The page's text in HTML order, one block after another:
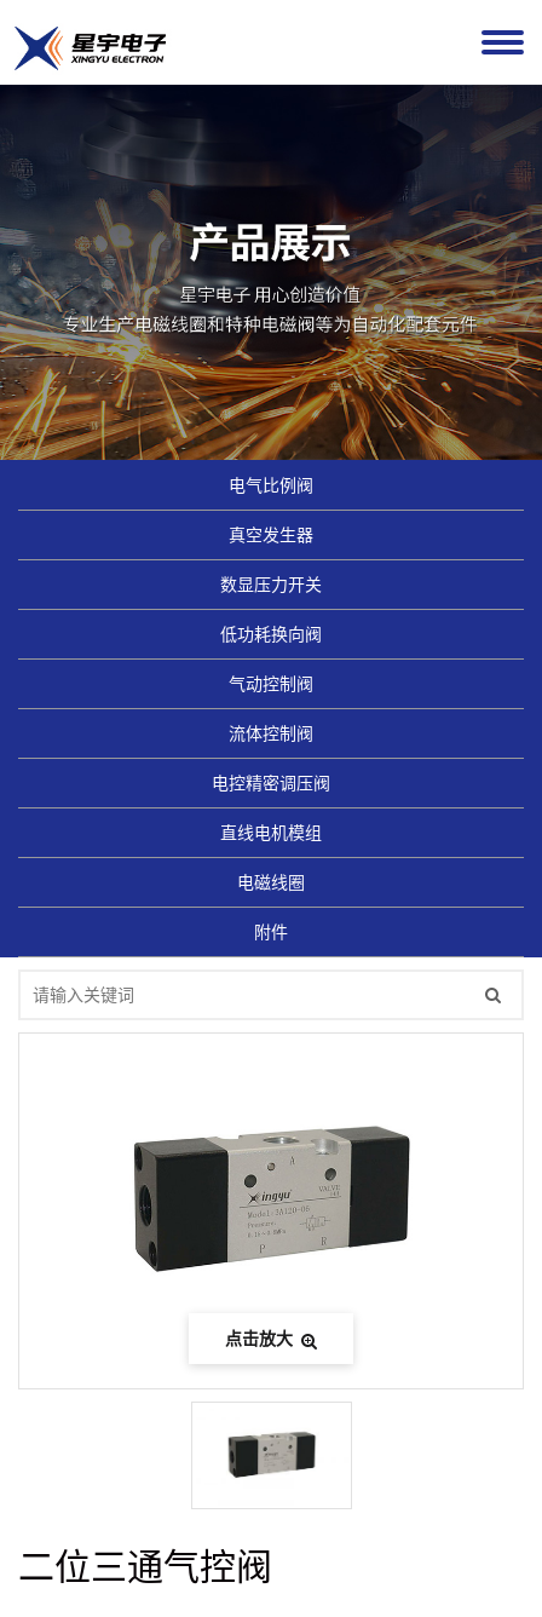
电气比例阀
真空发生器
数显压力开关
低功耗换向阀
气动控制阀
流体控制阀
电控精密调压阀
直线电机模组
电磁线圈
附件
点击放大
二位三通气控阀